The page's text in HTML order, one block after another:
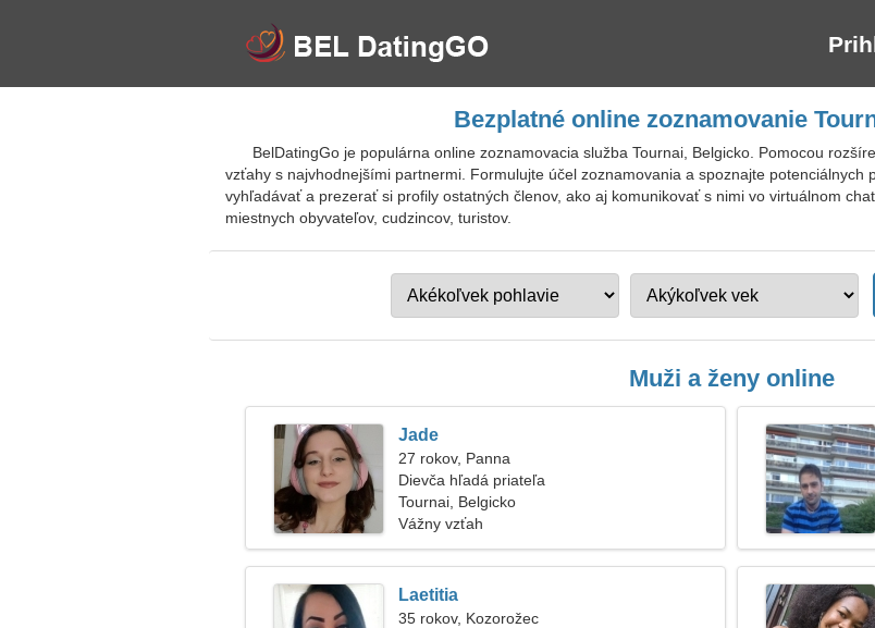
Bezplatné online zoznamovanie
BelDatingGo je populárna online zoznamovacia služba Tournai, Belgicko. Pomocou
vzťahy s najvhodnejšími partnermi. Formulujte účel zoznamovania a spoznajte
vyhľadávať a prezerať si profily ostatných členov, ako aj komunikovať s nimi vo virtuálnom
miestnych obyvateľov, cudzincov, turistov.
Muži a ženy online
Jade
27 rokov, Panna
Dievča hľadá priateľa
Tournai, Belgicko
Vážny vzťah
Laetitia
35 rokov, Kozorožec